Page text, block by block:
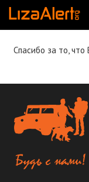
Спасибо за то,